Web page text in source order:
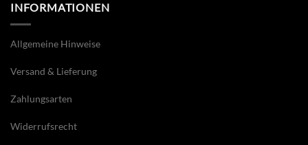
INFORMATIONEN
Allgemeine Hinweise
Versand & Lieferung
Zahlungsarten
Widerrufsrecht